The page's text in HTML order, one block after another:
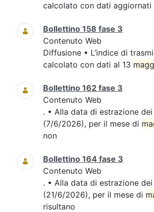
calcolato con dati aggiornati
Bollettino 158 fase 3
Contenuto Web
Diffusione • L’indice di
calcolato con dati al 13
Bollettino 162 fase 3
Contenuto Web
. • Alla data di estrazione
(7/6/2026), per il mese di
non
Bollettino 164 fase 3
Contenuto Web
. • Alla data di estrazione
(21/6/2026), per il mese di
risultano